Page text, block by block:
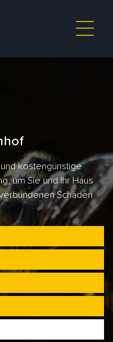
kostengünstige
um Sie und Ihr Haus
Schäden